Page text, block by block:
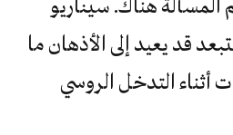
هناك. سيناريو
قد يعيد إلى الأذهان ما
التدخل الروسي